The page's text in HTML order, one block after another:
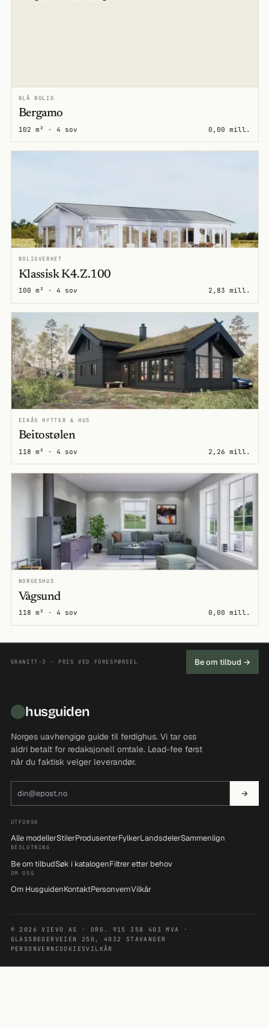
BLÅ BOLIG
Bergamo
102 m² · 4 sov 0,00 mill.
BOLIGVERKET
Klassisk K4.Z.100
100 m² · 4 sov 2,83 mill.
EIKÅS HYTTER & HUS
Beitostølen
118 m² · 4 sov 2,26 mill.
NORGESHUS
Vågsund
118 m² · 4 sov 0,00 mill.
GRANITT-3 · PRIS VED FORESPØRSEL Be om tilbud →
husguiden
Norges uavhengige guide til ferdighus. Vi tar oss
aldri betalt for redaksjonell omtale. Lead-fee først
når du faktisk velger leverandør.
→
UTFORSK
Alle modellerStilerProdusenterFylkerLandsdelerSammenlign
BESLUTNING
Be om tilbudSøk i katalogenFiltrer etter behov
OM OSS
Om HusguidenKontaktPersonvernVilkår
© 2026 VIEVO AS · ORG. 915 358 403 MVA ·
GLASSBEGERVEIEN 250, 4032 STAVANGER
PERSONVERN COOKIESVILKÅR